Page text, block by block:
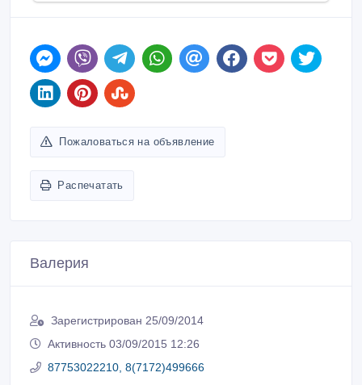
Пожаловаться на объявление
Распечатать
Валерия
Зарегистрирован 25/09/2014
Активность 03/09/2015 12:26
87753022210, 8(7172)499666